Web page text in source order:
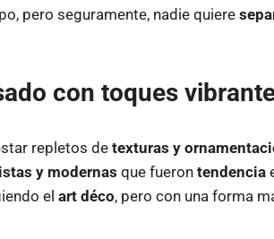
pero seguramente, nadie quiere
con toques
repletos de texturas y
y modernas que fueron tendencia
el art déco, pero con una forma